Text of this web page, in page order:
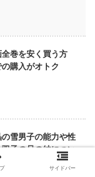
巻を安く買う方
購入がオトク
の雪男子の能力や性
子の兄の結につい
サイドバー